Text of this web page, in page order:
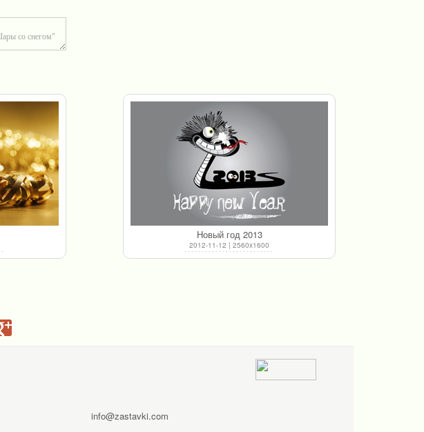
Новый год 2013
2012-11-12 | 2560x1600
info@zastavki.com